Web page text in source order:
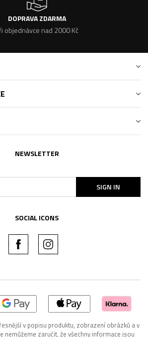
DOPRAVA ZDARMA
objednávce nad 2000 Kč
NEWSLETTER
SIGN IN
SOCIAL ICONS
v popisu produktu, zobrazení obrázků a v
nemůžeme zaručit, že všechny informace jsou